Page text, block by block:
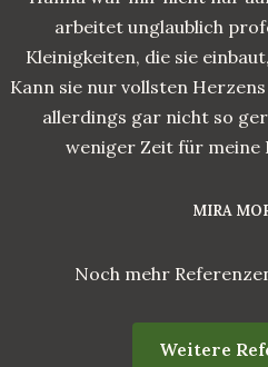
arbeitet unglaublich
Kleinigkeiten, die sie
Kann sie nur vollsten
allerdings gar nicht so
weniger Zeit für meine
MIRA
Noch mehr
Weitere